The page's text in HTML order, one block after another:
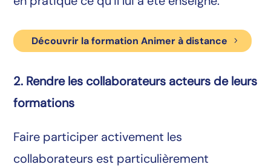
Découvrir la formation Animer à distance
2. Rendre les collaborateurs acteurs de leurs
formations
Faire participer activement les
collaborateurs est particulièrement